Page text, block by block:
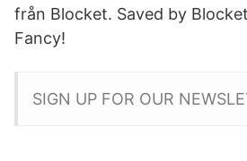
från Blocket. Saved by
Fancy!
SIGN UP FOR OUR